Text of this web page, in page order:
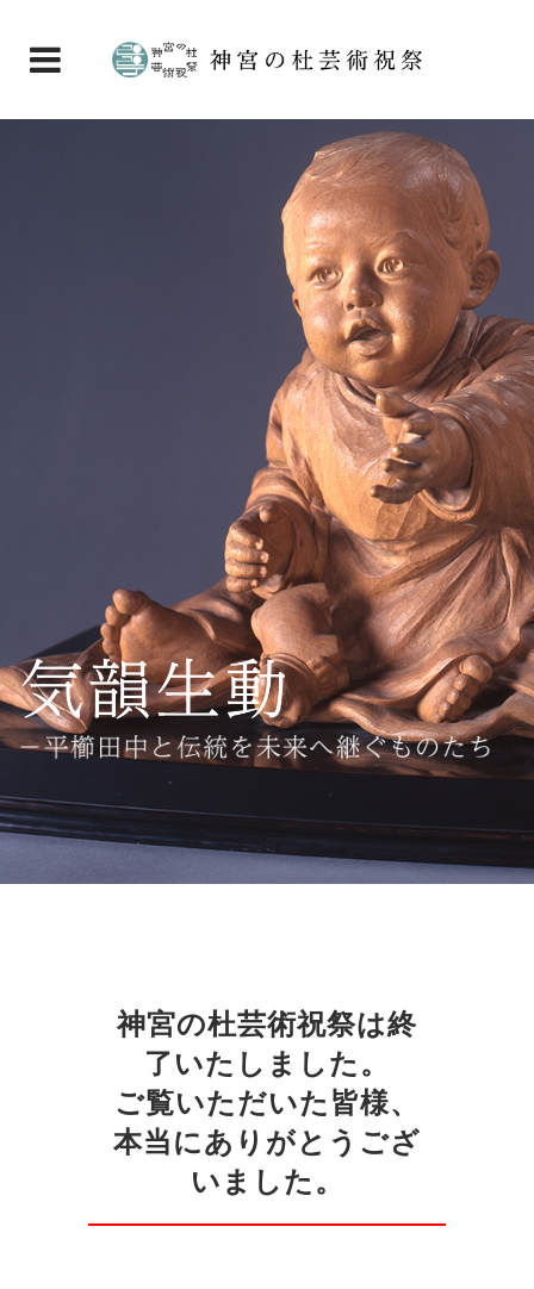
神宮の杜芸術祝祭は終
了いたしました。
ご覧いただいた皆様、
本当にありがとうござ
いました。